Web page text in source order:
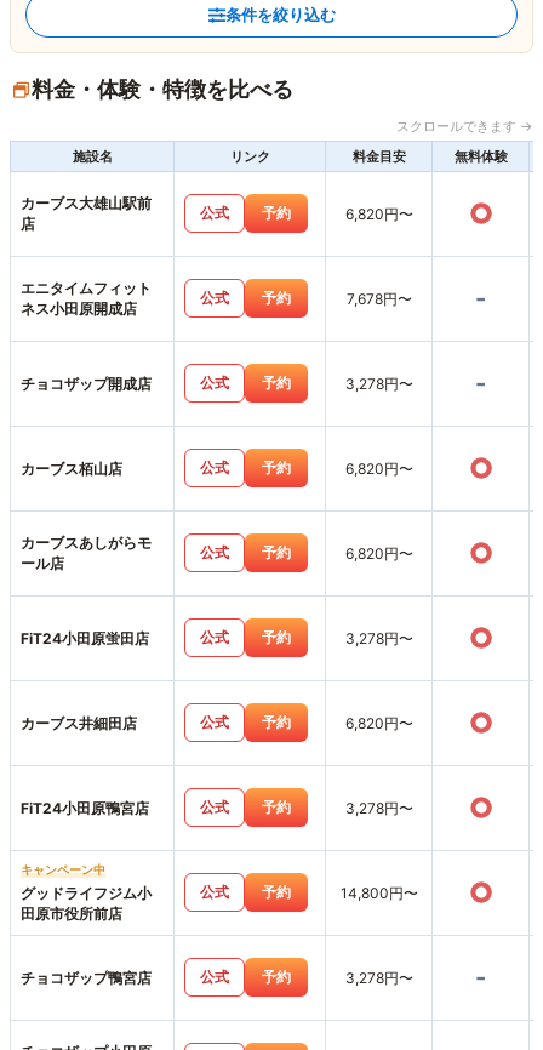
条件を絞り込む
料金・体験・特徴を比べる
スクロールできます →
施設名
リンク 料金目安 無料体験
カーブス大雄山駅前
店
公式 予約 6,820円〜 ○
エニタイムフィット
ネス小田原開成店
公式 予約 7,678円〜 -
チョコザップ開成店 公式 予約 3,278円〜 -
カーブス栢山店 公式 予約 6,820円〜 ○
カーブスあしがらモ
ール店
公式 予約 6,820円〜 ○
FiT24小田原蛍田店 公式 予約 3,278円〜 ○
カーブス井細田店 公式 予約 6,820円〜 ○
FiT24小田原鴨宮店 公式 予約 3,278円〜 ○
キャンペーン中
グッドライフジム小
田原市役所前店
公式 予約 14,800円〜 ○
チョコザップ鴨宮店 公式 予約 3,278円〜 -